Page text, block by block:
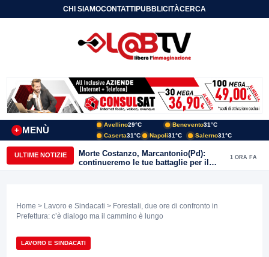
CHI SIAMOCONTATTIPUBBLICITÀCERCA
MENÙ
+
Avellino29°C Benevento31°C
Caserta31°C Napoli31°C Salerno31°C
ULTIME NOTIZIE
Morte Costanzo, Marcantonio(Pd):
continueremo le tue battaglie per il
Sannio
1 ORA FA
Home > Lavoro e Sindacati > Forestali, due ore di confronto in
Prefettura: c’è dialogo ma il cammino è lungo
LAVORO E SINDACATI